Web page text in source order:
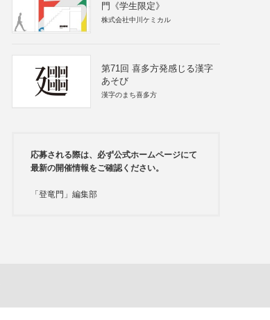
門《学生限定》
株式会社中川ケミカル
第71回 喜多方発感じる漢字
あそび
漢字のまち喜多方
応募される際は、必ず公式ホームページにて
最新の開催情報をご確認ください。
「登竜門」編集部